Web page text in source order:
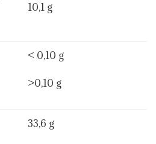
10,1 g
< 0,10 g
>0,10 g
33,6 g